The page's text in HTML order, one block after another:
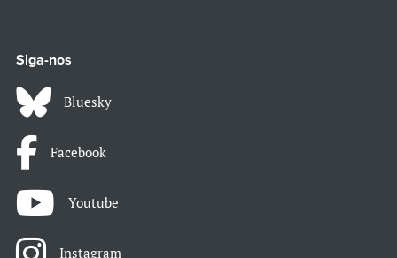
Siga-nos
Bluesky
Facebook
Youtube
Instagram